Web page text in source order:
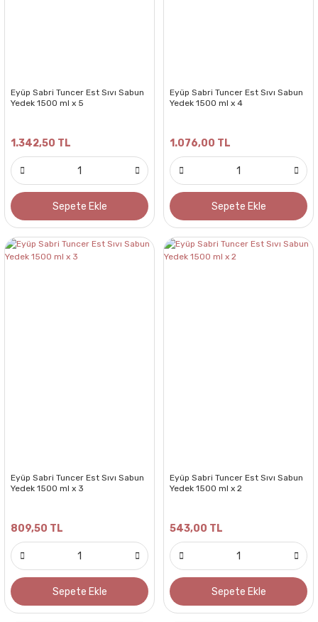
Eyüp Sabri Tuncer Est Sıvı Sabun
Yedek 1500 ml x 5
1.342,50 TL
Sepete Ekle
Eyüp Sabri Tuncer Est Sıvı Sabun
Yedek 1500 ml x 4
1.076,00 TL
Sepete Ekle
Eyüp Sabri Tuncer Est Sıvı Sabun
Yedek 1500 ml x 3
809,50 TL
Sepete Ekle
Eyüp Sabri Tuncer Est Sıvı Sabun
Yedek 1500 ml x 2
543,00 TL
Sepete Ekle